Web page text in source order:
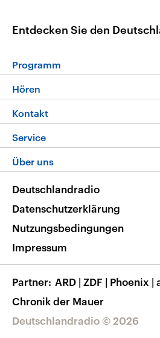
Entdecken Sie den
Programm
Programm
Die Nachrichten
Nachrichtenleicht
Neue Beiträge auf dlf.de
Hören
Livestream
Podcasts
Deutschlandfunk App
Nachrichten App
Frequenzen
Kontakt
Hörerservice
Service
FAQ
Veranstaltungen
Musikliste
RSS
Über uns
Barrierefreiheit
Deutschlandradio © 2026
Deutschlandradio
Datenschutzerklärung
Nutzungsbedingungen
Impressum
Partner ARD | ZDF | Phoenix |
Chronik der Mauer